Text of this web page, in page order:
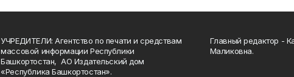
УЧРЕДИТЕЛИ: Агентство по печати и средствам
массовой информации Республики
Башкортостан, АО Издательский дом
«Республика Башкортостан».
Главный редактор -
Маликовна.